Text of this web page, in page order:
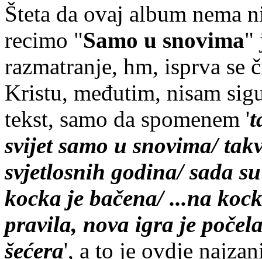
Šteta da ovaj album nema
recimo "Samo u snovima"
razmatranje, hm, isprva se
Kristu, međutim, nisam
tekst, samo da spomenem '
svijet samo u snovima/
svjetlosnih godina/ sada
kocka je bačena/ ...na
pravila, nova igra je
šećera', a to je ovdje